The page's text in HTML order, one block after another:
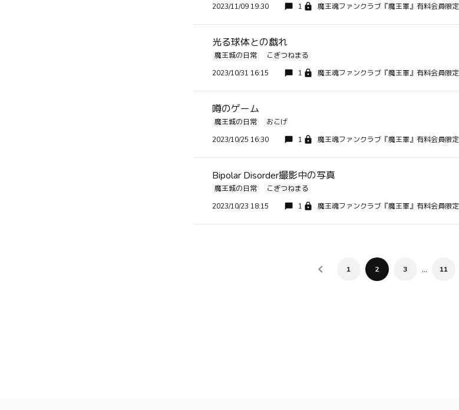
2023/11/09 19:30
1 魔王魂ファンクラブ『魔王軍』有料会員限定
光る球体との戯れ
魔王城の日常
こぎつねまる
2023/10/31 16:15
1 魔王魂ファンクラブ『魔王軍』有料会員限定
噂のゲーム
魔王城の日常
おこげ
2023/10/25 16:30
1 魔王魂ファンクラブ『魔王軍』有料会員限定
Bipolar Disorder撮影中の写真
魔王城の日常
こぎつねまる
2023/10/23 18:15
1 魔王魂ファンクラブ『魔王軍』有料会員限定
1 2 3 … 11